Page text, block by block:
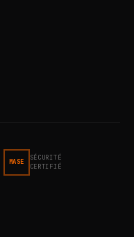
MASE
SÉCURITÉ
CERTIFIÉ